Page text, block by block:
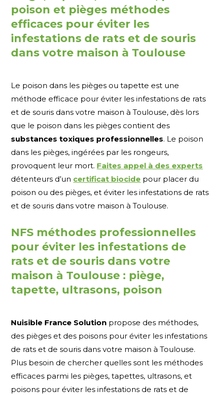
poison et pièges méthodes
efficaces pour éviter les
infestations de rats et de souris
dans votre maison à Toulouse
Le poison dans les pièges ou tapette est une
méthode efficace pour éviter les infestations de rats
et de souris dans votre maison à Toulouse, dès lors
que le poison dans les pièges contient des
substances toxiques professionnelles. Le poison
dans les pièges, ingérées par les rongeurs,
provoquent leur mort. Faites appel à des experts
détenteurs d’un certificat biocide pour placer du
poison ou des pièges, et éviter les infestations de rats
et de souris dans votre maison à Toulouse.
NFS méthodes professionnelles
pour éviter les infestations de
rats et de souris dans votre
maison à Toulouse : piège,
tapette, ultrasons, poison
Nuisible France Solution propose des méthodes,
des pièges et des poisons pour éviter les infestations
de rats et de souris dans votre maison à Toulouse.
Plus besoin de chercher quelles sont les méthodes
efficaces parmi les pièges, tapettes, ultrasons, et
poisons pour éviter les infestations de rats et de